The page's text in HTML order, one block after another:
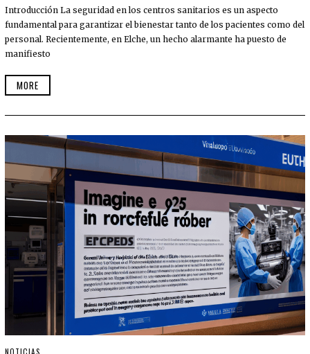
Introducción La seguridad en los centros sanitarios es un aspecto
fundamental para garantizar el bienestar tanto de los pacientes como del
personal. Recientemente, en Elche, un hecho alarmante ha puesto de
manifiesto
MORE